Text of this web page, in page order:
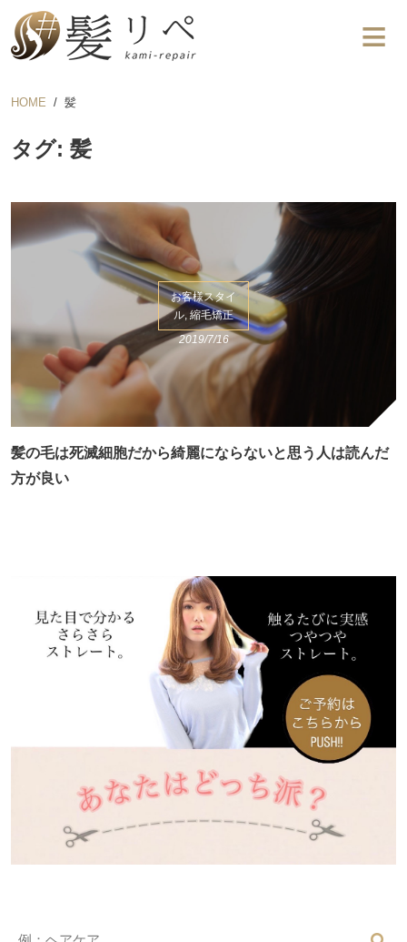
HOME 髪
タグ: 髪
お客様スタイ
ル, 縮毛矯正
2019/7/16
髪の毛は死滅細胞だから綺麗にならないと思う人は読んだ
方が良い